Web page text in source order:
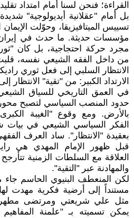
القراءة؛ فنحن لسنا أمام امتداد
بل أمام "عقلانية أيديولوجية"
تسييس الميتافيزيقا، وحوّلت الإيمان
مجرد حركة احتجاجية، بل كان
من داخل الفقه الشيعي نفسه،
الانتظار السلبي إلى فعل ثوري
الارتداد الكبير: من "تقية" الانتظار
في العمق التاريخي للسياق
حدود المنصب السياسي لتصبح
الفكر السياسي الشيعي في
بعقيدة "الانتظار". ساد العرف
قبل ظهور الإمام المهدي هي
العلاقة مع السلطات الزمنية
والمهادنة عبر "التقية".
لكن المنعطف البنيوي الحاسم جاء
مستنداً إلى أرضية فكرية مهدت
مثل علي شريعتي ومرتضى
يمكن تسميته بـ "علمنة المفاهيم